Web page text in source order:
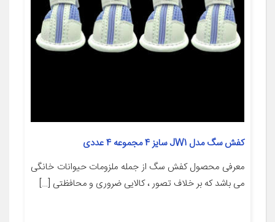
کفش سگ مدل JW1 سایز 4 مجموعه 4 عددی
معرفی محصول کفش سگ از جمله ملزومات حیوانات خانگی
می باشد که بر خلاف تصور ، کالایی ضروری و محافظتی […]